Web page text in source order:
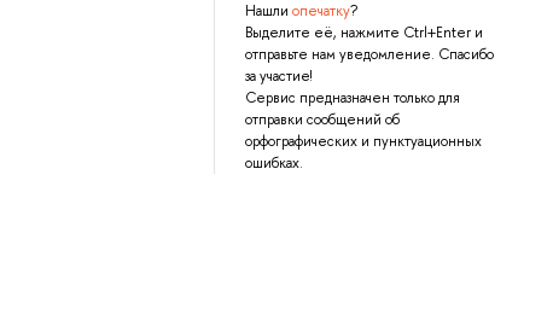
Нашли опечатку?
Выделите её, нажмите Ctrl+Enter и
отправьте нам уведомление. Спасибо
за участие!
Сервис предназначен только для
отправки сообщений об
орфографических и пунктуационных
ошибках.